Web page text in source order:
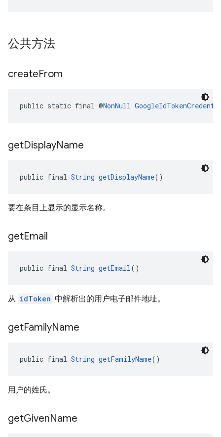
公共方法
createFrom
public static final @NonNull
getDisplayName
public final String getDisplayName()
要在条目上显示的显示名称。
getEmail
public final String getEmail()
从 idToken 中解析出的用户电子邮件地址。
getFamilyName
public final String getFamilyName()
用户的姓氏。
getGivenName